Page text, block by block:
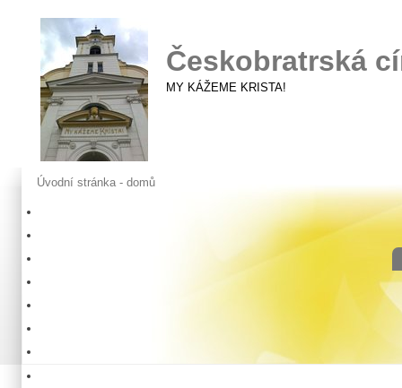
Českobratrská
MY KÁŽEME KRISTA!
Úvodní stránka - domů